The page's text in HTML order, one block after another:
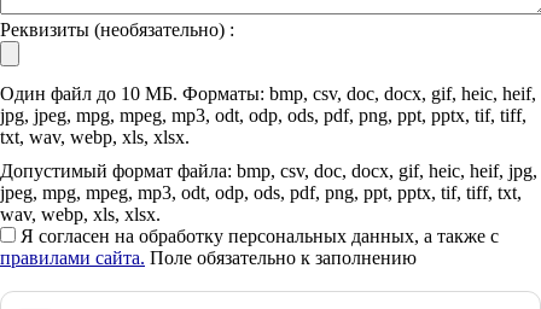
Реквизиты (необязательно) :
Один файл до 10 МБ. Форматы: bmp, csv, doc, docx, gif, heic, heif,
jpg, jpeg, mpg, mpeg, mp3, odt, odp, ods, pdf, png, ppt, pptx, tif, tiff,
txt, wav, webp, xls, xlsx.
Допустимый формат файла: bmp, csv, doc, docx, gif, heic, heif, jpg,
jpeg, mpg, mpeg, mp3, odt, odp, ods, pdf, png, ppt, pptx, tif, tiff, txt,
wav, webp, xls, xlsx.
Я согласен на обработку персональных данных, а также с
правилами сайта. Поле обязательно к заполнению